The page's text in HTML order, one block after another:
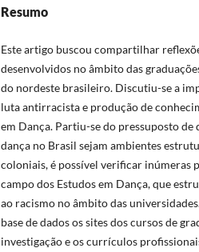
Resumo
Este artigo buscou compartilhar
desenvolvidos no âmbito das
do nordeste brasileiro. Discutiu-se a
luta antirracista e produção de
em Dança. Partiu-se do pressuposto
dança no Brasil sejam ambientes
coloniais, é possível verificar inúmeras
campo dos Estudos em Dança, que
ao racismo no âmbito das
base de dados os sites dos cursos de
investigação e os currículos